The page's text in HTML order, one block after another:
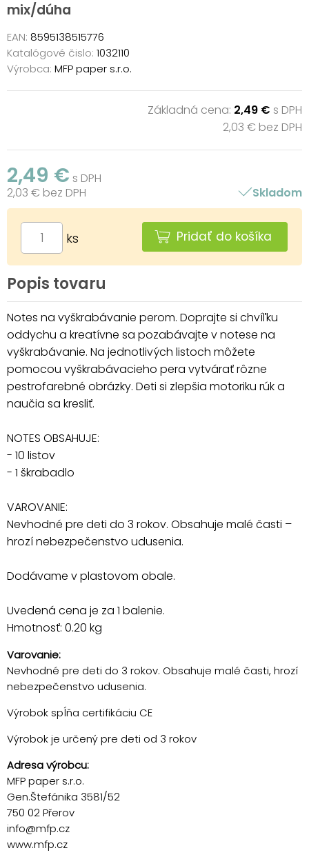
mix/dúha
EAN: 8595138515776
Katalógové čislo: 1032110
Výrobca: MFP paper s.r.o.
Základná cena: 2,49 € s DPH
2,03 € bez DPH
2,49 € s DPH
2,03 € bez DPH
Skladom
ks Pridať do košíka
Popis tovaru
Notes na vyškrabávanie perom. Doprajte si chvíľku
oddychu a kreatívne sa pozabávajte v notese na
vyškrabávanie. Na jednotlivých listoch môžete
pomocou vyškrabávacieho pera vytvárať rôzne
pestrofarebné obrázky. Deti si zlepšia motoriku rúk a
naučia sa kresliť.
NOTES OBSAHUJE:
- 10 listov
- 1 škrabadlo
VAROVANIE:
Nevhodné pre deti do 3 rokov. Obsahuje malé časti –
hrozí nebezpečenstvo udusenia.
Dodávame v plastovom obale.
Uvedená cena je za 1 balenie.
Hmotnosť: 0.20 kg
Varovanie:
Nevhodné pre deti do 3 rokov. Obsahuje malé časti, hrozí
nebezpečenstvo udusenia.
Výrobok spĺňa certifikáciu CE
Výrobok je určený pre deti od 3 rokov
Adresa výrobcu:
MFP paper s.r.o.
Gen.Štefánika 3581/52
750 02 Přerov
info@mfp.cz
www.mfp.cz